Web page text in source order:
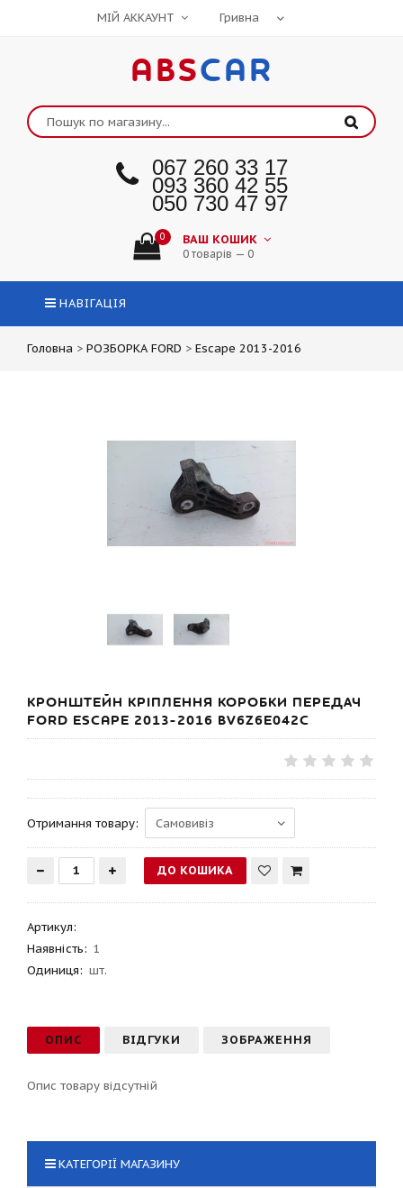
МІЙ АККАУНТ
ABSCAR
067 260 33 17
093 360 42 55
050 730 47 97
0 ВАШ КОШИК
0 товарів — 0
НАВІГАЦІЯ
Головна > РОЗБОРКА FORD > Escape 2013-2016
КРОНШТЕЙН КРІПЛЕННЯ КОРОБКИ ПЕРЕДАЧ
FORD ESCAPE 2013-2016 BV6Z6E042C
Отримання товару:
Артикул:
Наявність: 1
Одиниця: шт.
ОПИС ВІДГУКИ ЗОБРАЖЕННЯ
Опис товару відсутній
КАТЕГОРІЇ МАГАЗИНУ